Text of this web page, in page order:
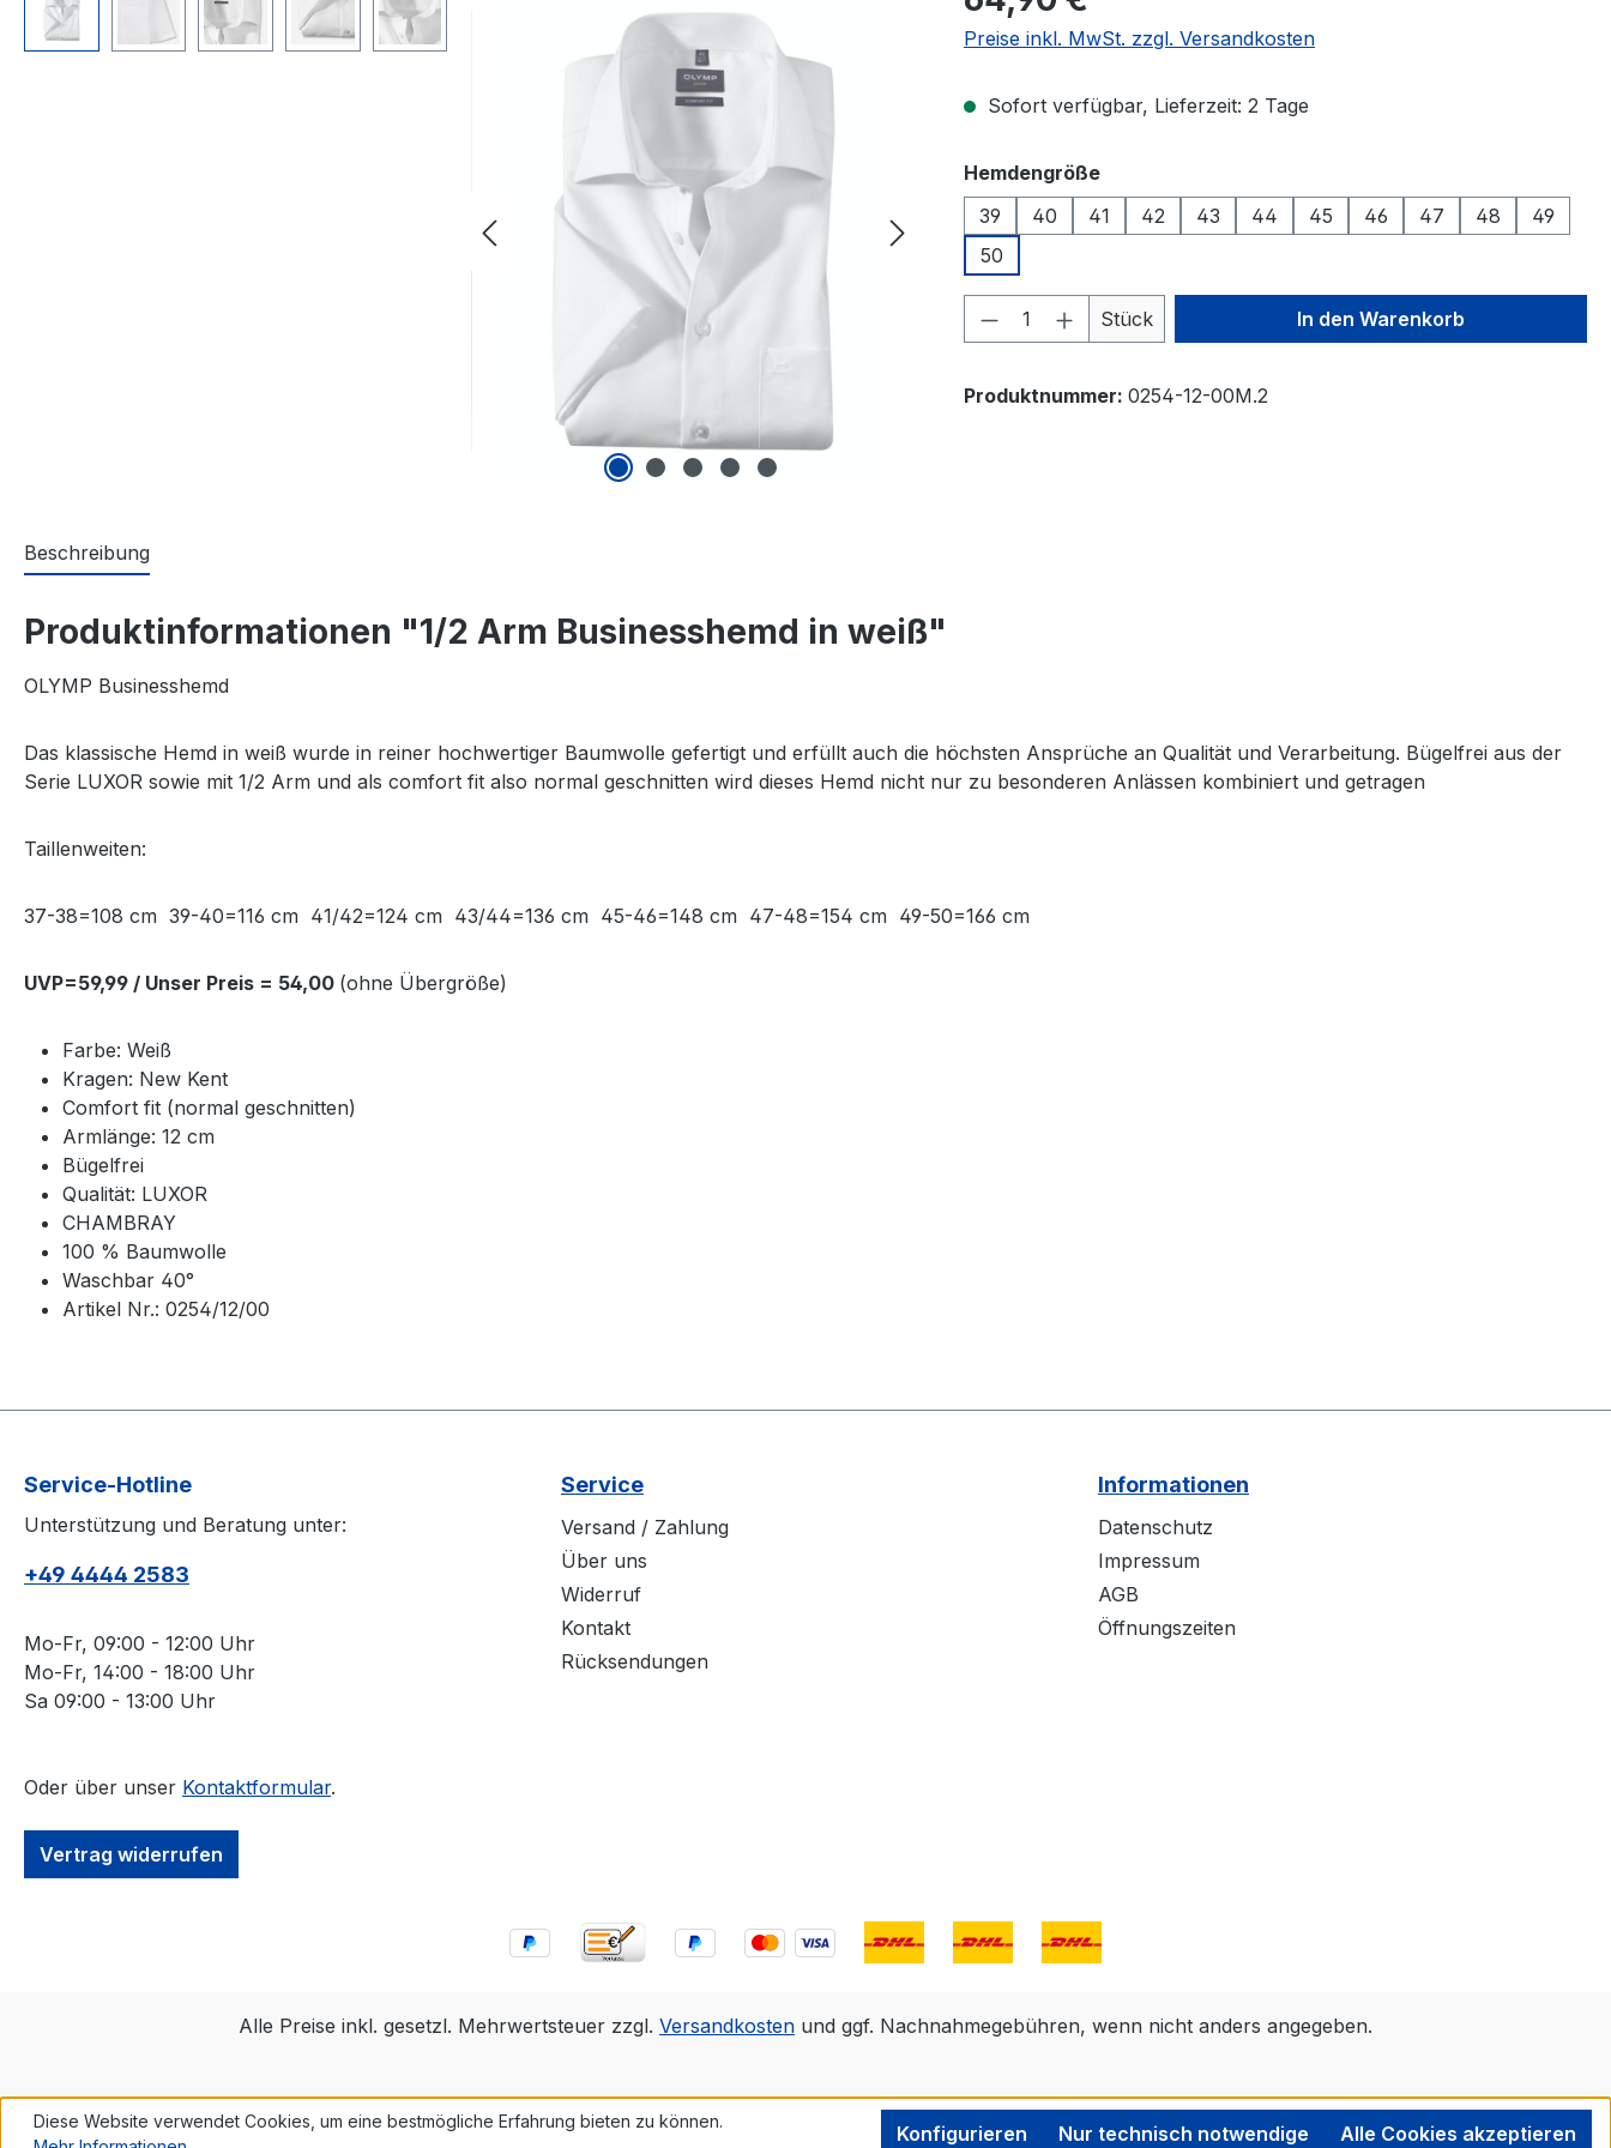
Preise inkl. MwSt. zzgl. Versandkosten
Sofort verfügbar, Lieferzeit: 2 Tage
Hemdengrößeauswählen
39
40 41 42 43 44 45 46 47 48
49
50
Produkt Anzahl: Gib den gewünschten Wert
Stück In den Warenkorb
Produktnummer: 0254-12-00M.2
Beschreibung
Produktinformationen "1/2 Arm Businesshemd in weiß"
OLYMP Businesshemd
Das klassische Hemd in weiß wurde in reiner hochwertiger Baumwolle gefertigt und erfüllt auch die höchsten Ansprüche an Qualität und Verarbeitung. Bügelfrei aus der
Serie LUXOR sowie mit 1/2 Arm und als comfort fit also normal geschnitten wird dieses Hemd nicht nur zu besonderen Anlässen kombiniert und getragen
Taillenweiten:
37-38=108 cm 39-40=116 cm 41/42=124 cm 43/44=136 cm 45-46=148 cm 47-48=154 cm 49-50=166 cm
UVP=59,99 / Unser Preis = 54,00 (ohne Übergröße)
Farbe: Weiß
Kragen: New Kent
Comfort fit (normal geschnitten)
Armlänge: 12 cm
Bügelfrei
Qualität: LUXOR
CHAMBRAY
100 % Baumwolle
Waschbar 40°
Artikel Nr.: 0254/12/00
Service-Hotline
Unterstützung und Beratung unter:
+49 4444 2583
Mo-Fr, 09:00 - 12:00 Uhr
Mo-Fr, 14:00 - 18:00 Uhr
Sa 09:00 - 13:00 Uhr
Oder über unser Kontaktformular.
Vertrag widerrufen
Service
Versand / Zahlung
Über uns
Widerruf
Kontakt
Rücksendungen
Informationen
Datenschutz
Impressum
AGB
Öffnungszeiten
Alle Preise inkl. gesetzl. Mehrwertsteuer zzgl. Versandkosten und ggf. Nachnahmegebühren, wenn nicht anders angegeben.
Diese Website verwendet Cookies, um eine bestmögliche Erfahrung bieten zu können.
Nur technisch notwendige
Konfigurieren Alle Cookies akzeptieren